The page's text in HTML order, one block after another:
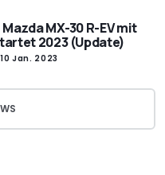
MX-30 R-EV mit
2023 (Update)
10 Jan. 2023